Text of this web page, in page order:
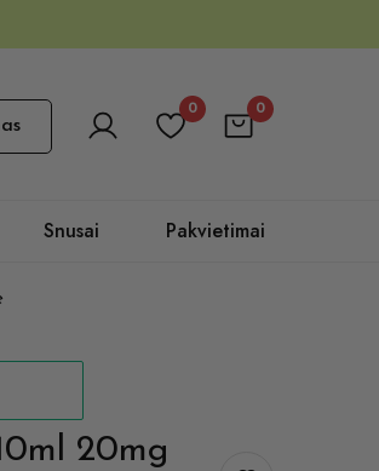
0 0
Snusai Pakvietimai
20mg